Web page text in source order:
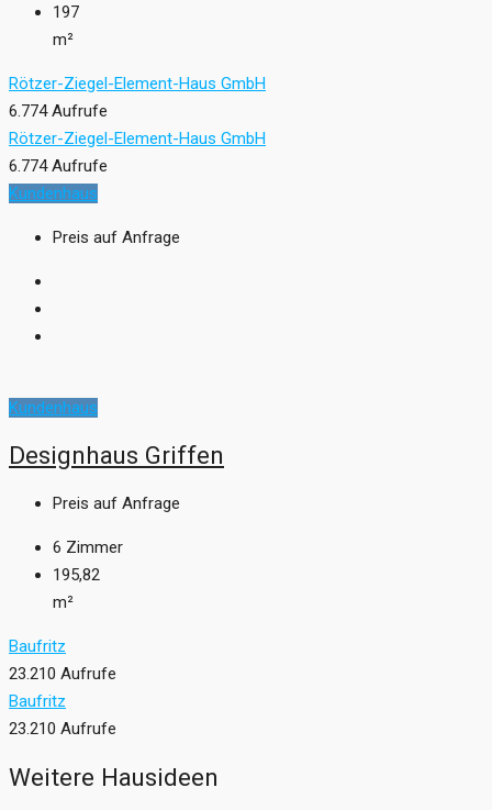
197
m²
Rötzer-Ziegel-Element-Haus GmbH
6.774 Aufrufe
Rötzer-Ziegel-Element-Haus GmbH
6.774 Aufrufe
Kundenhaus
Preis auf Anfrage
Kundenhaus
Designhaus Griffen
Preis auf Anfrage
6 Zimmer
195,82
m²
Baufritz
23.210 Aufrufe
Baufritz
23.210 Aufrufe
Weitere Hausideen